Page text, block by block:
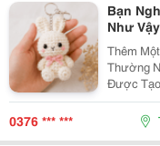
Bạn
Như Vậy
Thêm
Thường Những Chiếc Móc Khóa Gấu Bông Nhỏ Nhắn
Được
Yêu Và
Đi Học,
Thuộc,...
0376 *** ***